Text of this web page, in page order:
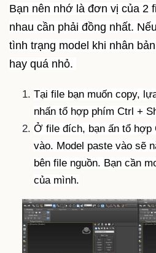
Bạn nên nhớ là đơn vị của 2
nhau cần phải đồng nhất.
tình trạng model khi nhân
hay quá nhỏ.
Tại file bạn muốn copy,
nhấn tổ hợp phím Ctrl +
Ở file đích, bạn ấn tổ hợp
vào. Model paste vào sẽ
bên file nguồn. Bạn cần
của mình.